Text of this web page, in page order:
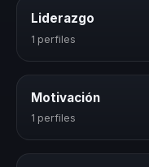
Liderazgo
1 perfiles
Motivación
1 perfiles